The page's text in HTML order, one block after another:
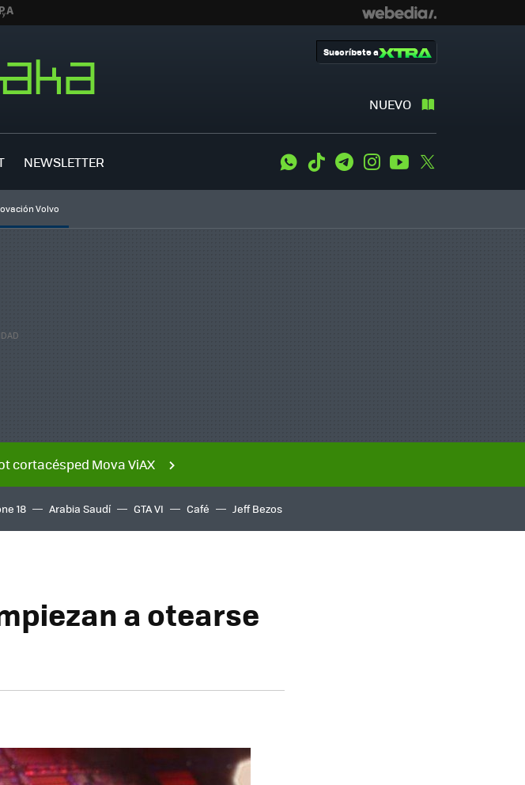
NUEVO
Suscríbete a
NEWSLETTER WhatsApp
Tiktok TelegramInstagramYoutube
Volvo
cortacésped Mova ViAX
18 Arabia Saudí GTA VI Café Jeff Bezos
a otearse